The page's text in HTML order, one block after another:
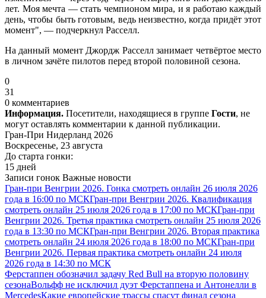
лет. Моя мечта — стать чемпионом мира, и я работаю каждый
день, чтобы быть готовым, ведь неизвестно, когда придёт этот
момент", — подчеркнул Расселл.
На данный момент Джордж Расселл занимает четвёртое место
в личном зачёте пилотов перед второй половиной сезона.
0
31
0 комментариев
Информация. Посетители, находящиеся в группе Гости, не
могут оставлять комментарии к данной публикации.
Гран-При Нидерланд 2026
Воскресенье, 23 августа
До старта гонки:
15 дней
Записи гонок Важные новости
Гран-при Венгрии 2026. Гонка смотреть онлайн 26 июля 2026
года в 16:00 по МСКГран-при Венгрии 2026. Квалификация
смотреть онлайн 25 июля 2026 года в 17:00 по МСКГран-при
Венгрии 2026. Третья практика смотреть онлайн 25 июля 2026
года в 13:30 по МСКГран-при Венгрии 2026. Вторая практика
смотреть онлайн 24 июля 2026 года в 18:00 по МСКГран-при
Венгрии 2026. Первая практика смотреть онлайн 24 июля
2026 года в 14:30 по МСК
Ферстаппен обозначил задачу Red Bull на вторую половину
сезонаВольфф не исключил дуэт Ферстаппена и Антонелли в
MercedesКакие европейские трассы спасут финал сезона